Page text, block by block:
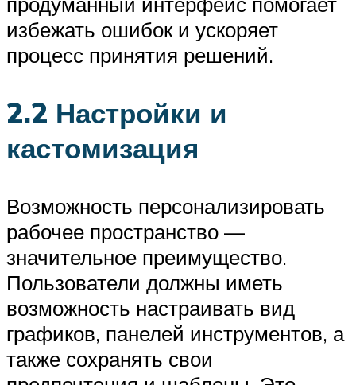
избежать ошибок и ускоряет
процесс принятия решений.
2.2 Настройки и
кастомизация
Возможность персонализировать
рабочее пространство —
значительное преимущество.
Пользователи должны иметь
возможность настраивать вид
графиков, панелей инструментов, а
также сохранять свои